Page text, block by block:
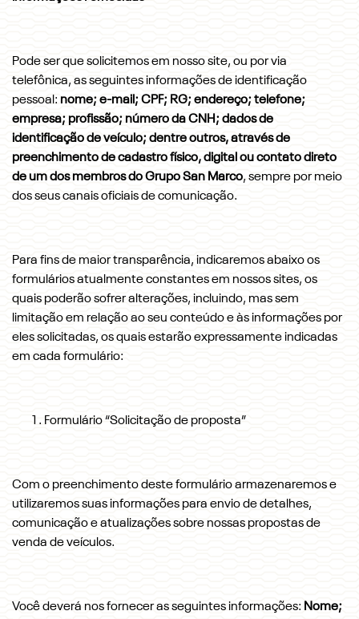
Pode ser que solicitemos em nosso site, ou por via
telefônica, as seguintes informações de identificação
pessoal: nome; e-mail; CPF; RG; endereço; telefone;
empresa; profissão; número da CNH; dados de
identificação de veículo; dentre outros, através de
preenchimento de cadastro físico, digital ou contato direto
de um dos membros do Grupo San Marco, sempre por meio
dos seus canais oficiais de comunicação.
Para fins de maior transparência, indicaremos abaixo os
formulários atualmente constantes em nossos sites, os
quais poderão sofrer alterações, incluindo, mas sem
limitação em relação ao seu conteúdo e às informações por
eles solicitadas, os quais estarão expressamente indicadas
em cada formulário:
Formulário “Solicitação de proposta”
Com o preenchimento deste formulário armazenaremos e
utilizaremos suas informações para envio de detalhes,
comunicação e atualizações sobre nossas propostas de
venda de veículos.
Você deverá nos fornecer as seguintes informações: Nome;